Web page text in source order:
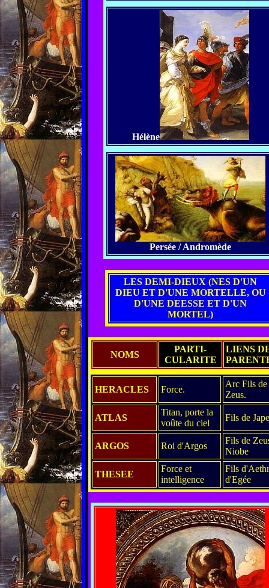
Hélène
Persée / Andromède
LES DEMI-DIEUX (NES D'UN
DIEU ET D'UNE MORTELLE, OU
D'UNE DEESSE ET D'UN
MORTEL)
NOMS
PARTI-
CULARITE
LIENS
HERACLES Force.
Arc Fils de
Zeus.
ATLAS
Titan, porte la
voûte du ciel
Fils de
ARGOS Roi d'Argos
Fils de
Niobe
THESEE
Force et
intelligence
Fils
d'Egée